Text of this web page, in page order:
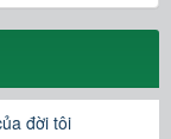
đời tôi